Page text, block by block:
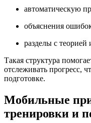
автоматическую
объяснения
разделы с
Такая структура
отслеживать прогресс,
подготовке.
Мобильные
тренировки и